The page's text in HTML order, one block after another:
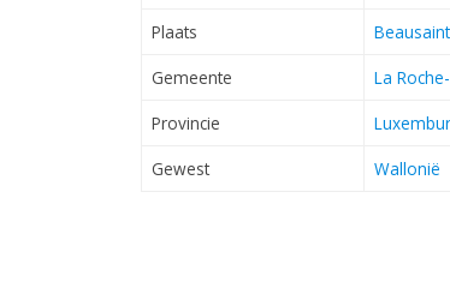
Plaats
Beausaint
Gemeente
La
Provincie
Gewest
Wallonië